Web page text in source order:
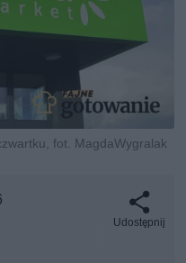
fot. MagdaWygralak
Udostępnij